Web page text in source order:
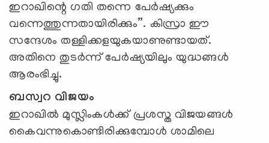
ഇറാഖിന്റെ ഗതി തന്നെ പേര്‍ഷ്യക്കും
വന്നെത്തുന്നതായിരിക്കും”. കിസ്രാ ഈ
സന്ദേശം തള്ളിക്കളയുകയാണുണ്ടായത്.
അതിനെ തുടര്‍ന്ന് പേര്‍ഷ്യയിലും യുദ്ധങ്ങള്‍
ആരംഭിച്ചു.
ബസ്വറ വിജയം
ഇറാഖില്‍ മുസ്ലിംകള്‍ക്ക് പ്രശസ്ത വിജയങ്ങള്‍
കൈവന്നുകൊണ്ടിരിക്കുമ്പോള്‍ ശാമിലെ